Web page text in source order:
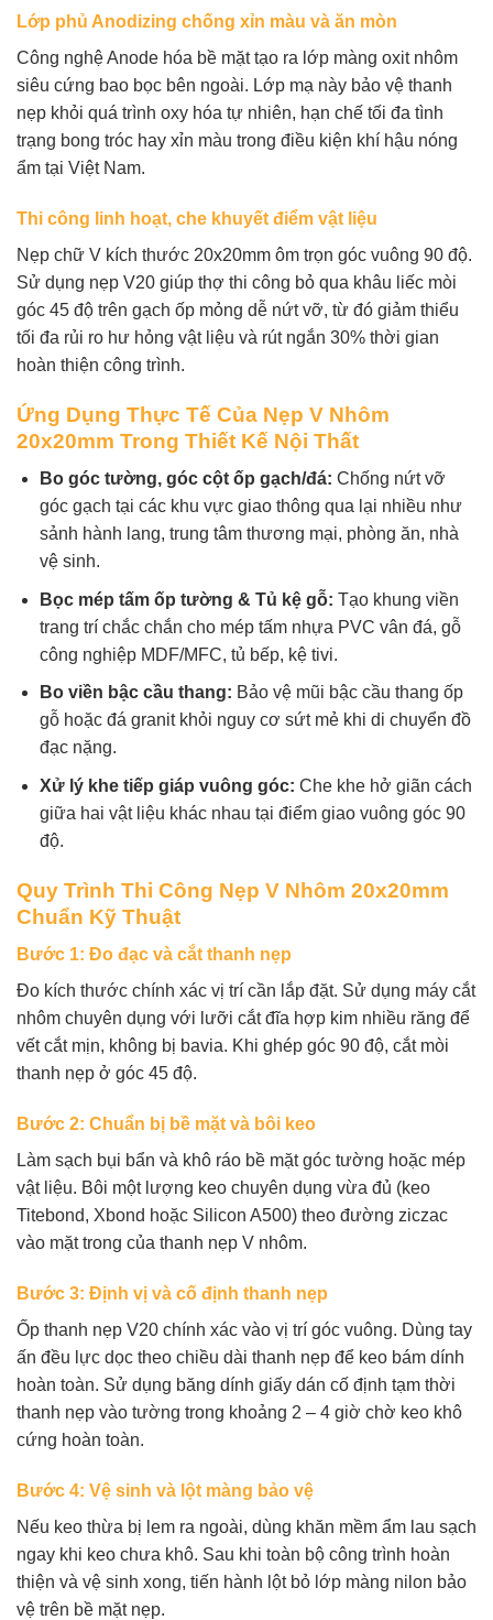
Lớp phủ Anodizing chống xỉn màu và ăn mòn
Công nghệ Anode hóa bề mặt tạo ra lớp màng oxit nhôm
siêu cứng bao bọc bên ngoài. Lớp mạ này bảo vệ thanh
nẹp khỏi quá trình oxy hóa tự nhiên, hạn chế tối đa tình
trạng bong tróc hay xỉn màu trong điều kiện khí hậu nóng
ẩm tại Việt Nam.
Thi công linh hoạt, che khuyết điểm vật liệu
Nẹp chữ V kích thước 20x20mm ôm trọn góc vuông 90 độ.
Sử dụng nẹp V20 giúp thợ thi công bỏ qua khâu liếc mòi
góc 45 độ trên gạch ốp mỏng dễ nứt vỡ, từ đó giảm thiểu
tối đa rủi ro hư hỏng vật liệu và rút ngắn 30% thời gian
hoàn thiện công trình.
Ứng Dụng Thực Tế Của Nẹp V Nhôm
20x20mm Trong Thiết Kế Nội Thất
Bo góc tường, góc cột ốp gạch/đá: Chống nứt vỡ
góc gạch tại các khu vực giao thông qua lại nhiều như
sảnh hành lang, trung tâm thương mại, phòng ăn, nhà
vệ sinh.
Bọc mép tấm ốp tường & Tủ kệ gỗ: Tạo khung viền
trang trí chắc chắn cho mép tấm nhựa PVC vân đá, gỗ
công nghiệp MDF/MFC, tủ bếp, kệ tivi.
Bo viền bậc cầu thang: Bảo vệ mũi bậc cầu thang ốp
gỗ hoặc đá granit khỏi nguy cơ sứt mẻ khi di chuyển đồ
đạc nặng.
Xử lý khe tiếp giáp vuông góc: Che khe hở giãn cách
giữa hai vật liệu khác nhau tại điểm giao vuông góc 90
độ.
Quy Trình Thi Công Nẹp V Nhôm 20x20mm
Chuẩn Kỹ Thuật
Bước 1: Đo đạc và cắt thanh nẹp
Đo kích thước chính xác vị trí cần lắp đặt. Sử dụng máy cắt
nhôm chuyên dụng với lưỡi cắt đĩa hợp kim nhiều răng để
vết cắt mịn, không bị bavia. Khi ghép góc 90 độ, cắt mòi
thanh nẹp ở góc 45 độ.
Bước 2: Chuẩn bị bề mặt và bôi keo
Làm sạch bụi bẩn và khô ráo bề mặt góc tường hoặc mép
vật liệu. Bôi một lượng keo chuyên dụng vừa đủ (keo
Titebond, Xbond hoặc Silicon A500) theo đường ziczac
vào mặt trong của thanh nẹp V nhôm.
Bước 3: Định vị và cố định thanh nẹp
Ốp thanh nẹp V20 chính xác vào vị trí góc vuông. Dùng tay
ấn đều lực dọc theo chiều dài thanh nẹp để keo bám dính
hoàn toàn. Sử dụng băng dính giấy dán cố định tạm thời
thanh nẹp vào tường trong khoảng 2 – 4 giờ chờ keo khô
cứng hoàn toàn.
Bước 4: Vệ sinh và lột màng bảo vệ
Nếu keo thừa bị lem ra ngoài, dùng khăn mềm ẩm lau sạch
ngay khi keo chưa khô. Sau khi toàn bộ công trình hoàn
thiện và vệ sinh xong, tiến hành lột bỏ lớp màng nilon bảo
vệ trên bề mặt nẹp.